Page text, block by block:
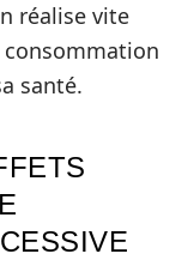
réalise vite
consommation
santé.